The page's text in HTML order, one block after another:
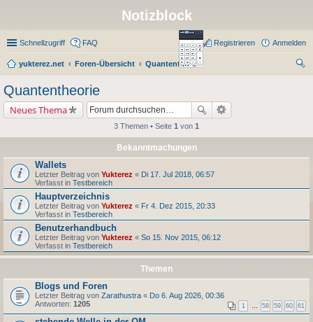
Notizblock
Schnellzugriff FAQ Anmelden
Registrieren
yukterez.net Foren-Übersicht
Quantentheorie
Quantentheorie
Neues Thema
3 Themen • Seite 1 von 1
Bekanntmachungen
Wallets
Letzter Beitrag von Yukterez « Di 17. Jul 2018, 06:57
Verfasst in Testbereich
Hauptverzeichnis
Letzter Beitrag von Yukterez « Fr 4. Dez 2015, 20:33
Verfasst in Testbereich
Benutzerhandbuch
Letzter Beitrag von Yukterez « So 15. Nov 2015, 06:12
Verfasst in Testbereich
Themen
Blogs und Foren
Letzter Beitrag von Zarathustra « Do 6. Aug 2026, 00:36
Antworten: 1205 1 … 58 59 60 61